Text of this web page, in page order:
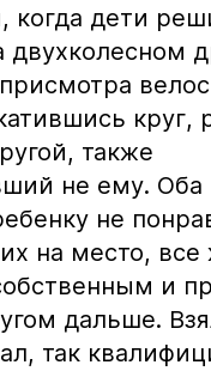
когда дети
двухколесном
круг,
также
не ему. Оба
не
на место, все
и
дальше.
так